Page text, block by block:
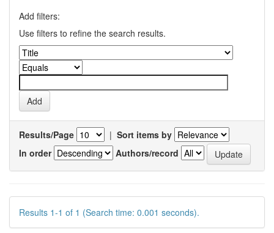
Add filters:
Use filters to refine the search results.
Results/Page | Sort items by
In order
Authors/record
Results 1-1 of 1 (Search time: 0.001 seconds).